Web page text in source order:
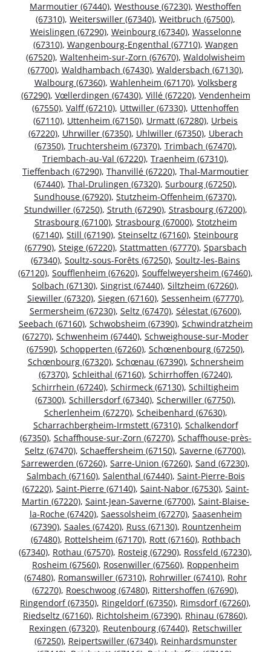
Marmoutier (67440), Westhouse (67230), Westhoffen
(67310), Weiterswiller (67340), Weitbruch (67500),
Weislingen (67290), Weinbourg (67340), Wasselonne
(67310), Wangenbourg-Engenthal (67710), Wangen
(67520), Waltenheim-sur-Zorn (67670), Waldolwisheim
(67700), Waldhambach (67430), Waldersbach (67130),
Walbourg (67360), Wahlenheim (67170), Volksberg
(67290), Vœllerdingen (67430), Villé (67220), Vendenheim
(67550), Valff (67210), Uttwiller (67330), Uttenhoffen
(67110), Uttenheim (67150), Urmatt (67280), Urbeis
(67220), Uhrwiller (67350), Uhlwiller (67350), Uberach
(67350), Truchtersheim (67370), Trimbach (67470),
Triembach-au-Val (67220), Traenheim (67310),
Tieffenbach (67290), Thanvillé (67220), Thal-Marmoutier
(67440), Thal-Drulingen (67320), Surbourg (67250),
Sundhouse (67920), Stutzheim-Offenheim (67370),
Stundwiller (67250), Struth (67290), Strasbourg (67200),
Strasbourg (67100), Strasbourg (67000), Stotzheim
(67140), Still (67190), Steinseltz (67160), Steinbourg
(67790), Steige (67220), Stattmatten (67770), Sparsbach
(67340), Soultz-sous-Forêts (67250), Soultz-les-Bains
(67120), Soufflenheim (67620), Souffelweyersheim (67460),
Solbach (67130), Singrist (67440), Siltzheim (67260),
Siewiller (67320), Siegen (67160), Sessenheim (67770),
Sermersheim (67230), Seltz (67470), Sélestat (67600),
Seebach (67160), Schwobsheim (67390), Schwindratzheim
(67270), Schwenheim (67440), Schweighouse-sur-Moder
(67590), Schopperten (67260), Schœnenbourg (67250),
Schœnbourg (67320), Schœnau (67390), Schnersheim
(67370), Schleithal (67160), Schirrhoffen (67240),
Schirrhein (67240), Schirmeck (67130), Schiltigheim
(67300), Schillersdorf (67340), Scherwiller (67750),
Scherlenheim (67270), Scheibenhard (67630),
Scharrachbergheim-Irmstett (67310), Schalkendorf
(67350), Schaffhouse-sur-Zorn (67270), Schaffhouse-près-
Seltz (67470), Schaeffersheim (67150), Saverne (67700),
Sarrewerden (67260), Sarre-Union (67260), Sand (67230),
Salmbach (67160), Salenthal (67440), Saint-Pierre-Bois
(67220), Saint-Pierre (67140), Saint-Nabor (67530), Saint-
Martin (67220), Saint-Jean-Saverne (67700), Saint-Blaise-
la-Roche (67420), Saessolsheim (67270), Saasenheim
(67390), Saales (67420), Russ (67130), Rountzenheim
(67480), Rottelsheim (67170), Rott (67160), Rothbach
(67340), Rothau (67570), Rosteig (67290), Rossfeld (67230),
Rosheim (67560), Rosenwiller (67560), Roppenheim
(67480), Romanswiller (67310), Rohrwiller (67410), Rohr
(67270), Roeschwoog (67480), Rittershoffen (67690),
Ringendorf (67350), Ringeldorf (67350), Rimsdorf (67260),
Riedseltz (67160), Richtolsheim (67390), Rhinau (67860),
Rexingen (67320), Reutenbourg (67440), Retschwiller
(67250), Reipertswiller (67340), Reinhardsmunster